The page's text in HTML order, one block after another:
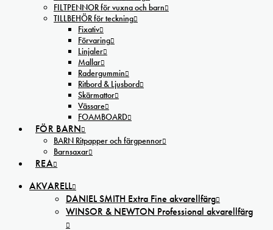
FILTPENNOR för vuxna och barn
TILLBEHÖR för teckning
Fixativ
Förvaring
Linjaler
Mallar
Radergummin
Ritbord & Ljusbord
Skärmattor
Vässare
FOAMBOARD
FÖR BARN
BARN Ritpapper och färgpennor
Barnsaxar
REA
AKVARELL
DANIEL SMITH Extra Fine akvarellfärg
WINSOR & NEWTON Professional akvarellfärg